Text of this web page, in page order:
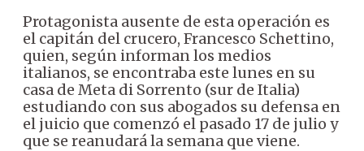
Protagonista ausente de esta operación es
el capitán del crucero, Francesco Schettino,
quien, según informan los medios
italianos, se encontraba este lunes en su
casa de Meta di Sorrento (sur de Italia)
estudiando con sus abogados su defensa en
el juicio que comenzó el pasado 17 de julio y
que se reanudará la semana que viene.